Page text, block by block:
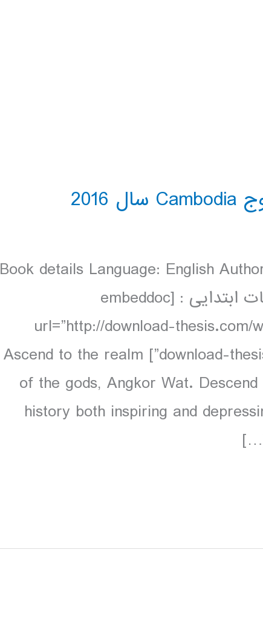
Book details Language: English
160 pp colour دانلود و مشاهده صفحات ابتدایی : [embeddoc
url=”http://download-thesis.com/
download-thesis-download.com_..pdf” download=”all”] Ascend to the realm
of the gods, Angkor Wat.
history both inspiring and